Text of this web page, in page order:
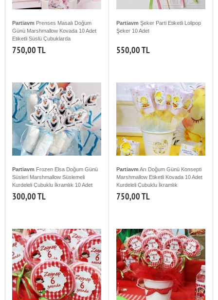
Partiavm Prenses Masalı Doğum
Günü Marshmallow Kovada 10 Adet
Etiketli Süslü Çubuklarda
750,00 TL
Partiavm Şeker Parti Etiketli Lolipop
Şeker 10 Adet
550,00 TL
Partiavm Frozen Elsa Doğum Günü
Süsleri Marshmallow Süslemeli
Kurdeleli Çubuklu İkramlık 10 Adet
300,00 TL
Partiavm Arı Doğum Günü Konsepti
Marshmallow Etiketli Kovada 10 Adet
Kurdeleli Çubuklu İkramlık
750,00 TL